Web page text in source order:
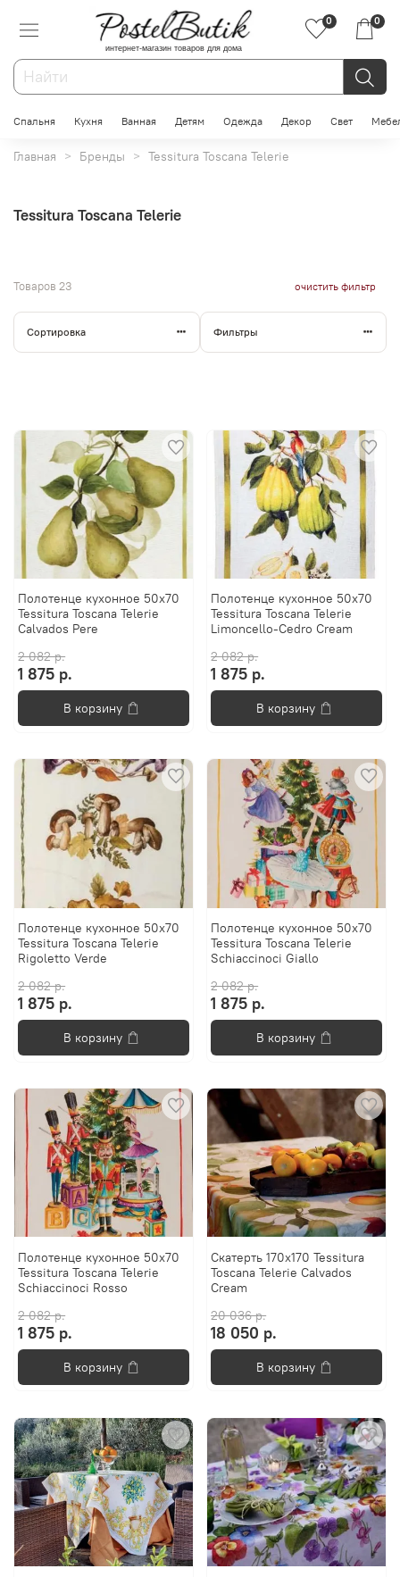
интернет-магазин товаров для дома
0 0
Спальня Кухня Ванная Детям Одежда Декор Свет
Главная Бренды Tessitura Toscana Telerie
Tessitura Toscana Telerie
Товаров 23 очистить фильтр
Сортировка Фильтры
Полотенце кухонное 50x70
Tessitura Toscana Telerie
Calvados Pere
2 082 р.
1 875 р.
В корзину
Полотенце кухонное 50x70
Tessitura Toscana Telerie
Limoncello-Cedro Cream
2 082 р.
1 875 р.
В корзину
Полотенце кухонное 50x70
Tessitura Toscana Telerie
Rigoletto Verde
2 082 р.
1 875 р.
В корзину
Полотенце кухонное 50x70
Tessitura Toscana Telerie
Schiaccinoci Giallo
2 082 р.
1 875 р.
В корзину
Полотенце кухонное 50x70
Tessitura Toscana Telerie
Schiaccinoci Rosso
2 082 р.
1 875 р.
В корзину
Скатерть 170х170 Tessitura
Toscana Telerie Calvados
Cream
20 036 р.
18 050 р.
В корзину